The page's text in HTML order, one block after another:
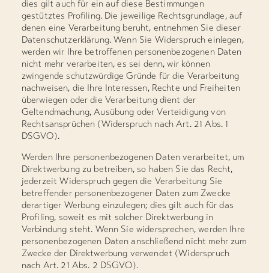
dies gilt auch für ein auf diese Bestimmungen
gestütztes Profiling. Die jeweilige Rechtsgrundlage, auf
denen eine Verarbeitung beruht, entnehmen Sie dieser
Datenschutzerklärung. Wenn Sie Widerspruch einlegen,
werden wir Ihre betroffenen personenbezogenen Daten
nicht mehr verarbeiten, es sei denn, wir können
zwingende schutzwürdige Gründe für die Verarbeitung
nachweisen, die Ihre Interessen, Rechte und Freiheiten
überwiegen oder die Verarbeitung dient der
Geltendmachung, Ausübung oder Verteidigung von
Rechtsansprüchen (Widerspruch nach Art. 21 Abs. 1
DSGVO).
Werden Ihre personenbezogenen Daten verarbeitet, um
Direktwerbung zu betreiben, so haben Sie das Recht,
jederzeit Widerspruch gegen die Verarbeitung Sie
betreffender personenbezogener Daten zum Zwecke
derartiger Werbung einzulegen; dies gilt auch für das
Profiling, soweit es mit solcher Direktwerbung in
Verbindung steht. Wenn Sie widersprechen, werden Ihre
personenbezogenen Daten anschließend nicht mehr zum
Zwecke der Direktwerbung verwendet (Widerspruch
nach Art. 21 Abs. 2 DSGVO).